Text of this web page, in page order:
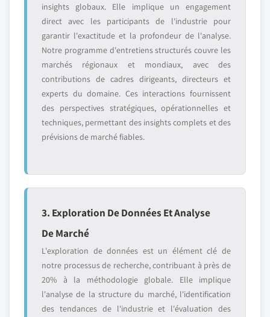
insights globaux. Elle implique un engagement
direct avec les participants de l'industrie pour
garantir l'exactitude et la profondeur de l'analyse.
Notre programme d'entretiens structurés couvre les
marchés régionaux et mondiaux, avec des
contributions de cadres dirigeants, directeurs et
experts du domaine. Ces interactions fournissent
des perspectives stratégiques, opérationnelles et
techniques, permettant des insights complets et des
prévisions de marché fiables.
3. Exploration De Données Et Analyse
De Marché
L'exploration de données est un élément clé de
notre processus de recherche, contribuant à près de
20% à la méthodologie globale. Elle implique
l'analyse de la structure du marché, l'identification
des tendances de l'industrie et l'évaluation des